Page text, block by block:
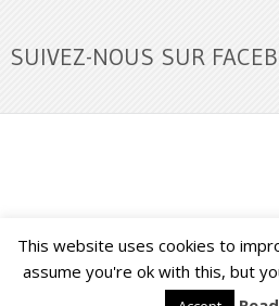
SUIVEZ-NOUS SUR
Buzz Ultra Copyright © 2026.
This website uses cookies to
assume you're ok with this, but